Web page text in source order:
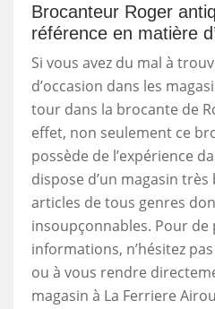
Brocanteur Roger
référence en matière
Si vous avez du mal à
d’occasion dans les
tour dans la brocante de
effet, non seulement ce
possède de l’expérience
dispose d’un magasin
articles de tous genres
insoupçonnables. Pour de
informations, n’hésitez
ou à vous rendre
magasin à La Ferriere